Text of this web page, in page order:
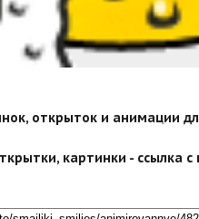
открыток и анимации
картинки - ссылка